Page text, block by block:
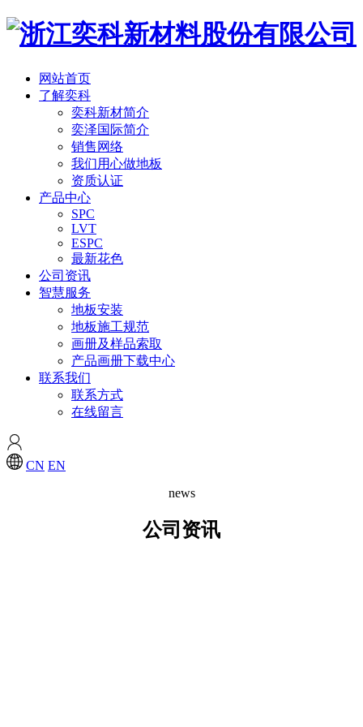
网站首页
了解奕科
奕科新材简介
奕泽国际简介
销售网络
我们用心做地板
资质认证
产品中心
SPC
LVT
ESPC
最新花色
公司资讯
智慧服务
地板安装
地板施工规范
画册及样品索取
产品画册下载中心
联系我们
联系方式
在线留言
CN EN
news
公司资讯